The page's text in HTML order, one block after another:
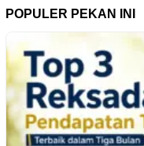
POPULER PEKAN INI